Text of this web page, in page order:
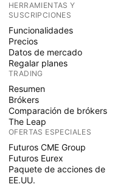
HERRAMIENTAS Y
SUSCRIPCIONES
Funcionalidades
Precios
Datos de mercado
Regalar planes
TRADING
Resumen
Brókers
Comparación de brókers
The Leap
OFERTAS ESPECIALES
Futuros CME Group
Futuros Eurex
Paquete de acciones de
EE.UU.